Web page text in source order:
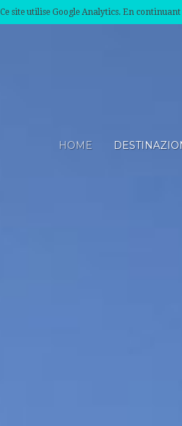
Ce site utilise Google Analytics. En
HOME